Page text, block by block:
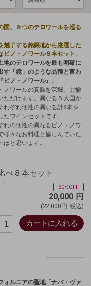
国、８つのテロワールを巡る
魅了する銘醸地から厳選した
ピノ・ノワール８本セット。
地のテロワールを最も明確に
す「鏡」のような品種と言わ
ピノ・ノワール』。
ノワールの真髄を深堀、お愉
ただけます。異なる５大国か
れぞれ個性の異なる計8本を
たワインセットです。
れの個性の異なるピノ・ノワ
様々なお料理と愉しんでいた
ばと思います。
べ８本セット
30%OFF
20,000 円
(22,000円 税込)
カートに入れる
ォルニアの聖地「ナパ・ヴァ